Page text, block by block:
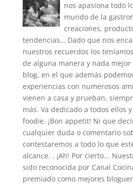
nos apasiona todo
mundo de la
creaciones,
tendencias… Dado que nos
nuestros recuerdos los
de alguna manera y nada
blog, en el que además
experiencias con numerosos
vienen a casa y prueban,
más. Va dedicado a todos ellos
foodie. ¡Bon appetit! Ni que
cualquier duda o comentario
contestaremos a todo lo que
alcance. . ¡Ah! Por cierto...
sido reconocida por Canal
premiado como mejores